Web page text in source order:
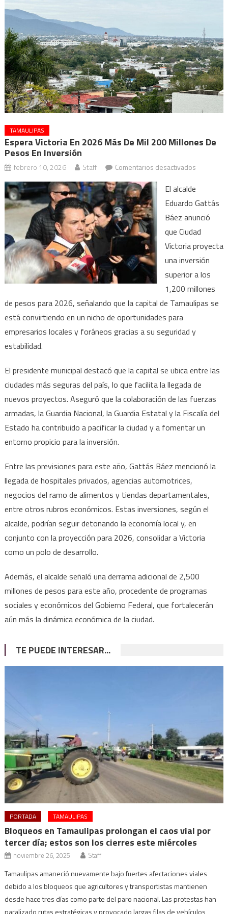
TAMAULIPAS
Espera Victoria En 2026 Más De Mil 200 Millones De
Pesos En Inversión
febrero 10, 2026 Staff Comentarios desactivadosen
Victoria
en
2026
más
de
mil
millones
de
pesos
inversión
El alcalde
Eduardo Gattás
Báez anunció
que Ciudad
Victoria proyecta
una inversión
superior a los
1,200 millones
de pesos para 2026, señalando que la capital de Tamaulipas se
está convirtiendo en un nicho de oportunidades para
empresarios locales y foráneos gracias a su seguridad y
estabilidad.
El presidente municipal destacó que la capital se ubica entre las
ciudades más seguras del país, lo que facilita la llegada de
nuevos proyectos. Aseguró que la colaboración de las fuerzas
armadas, la Guardia Nacional, la Guardia Estatal y la Fiscalía del
Estado ha contribuido a pacificar la ciudad y a fomentar un
entorno propicio para la inversión.
Entre las previsiones para este año, Gattás Báez mencionó la
llegada de hospitales privados, agencias automotrices,
negocios del ramo de alimentos y tiendas departamentales,
entre otros rubros económicos. Estas inversiones, según el
alcalde, podrían seguir detonando la economía local y, en
conjunto con la proyección para 2026, consolidar a Victoria
como un polo de desarrollo.
Además, el alcalde señaló una derrama adicional de 2,500
millones de pesos para este año, procedente de programas
sociales y económicos del Gobierno Federal, que fortalecerán
aún más la dinámica económica de la ciudad.
TE PUEDE INTERESAR...
PORTADA TAMAULIPAS
Bloqueos en Tamaulipas prolongan el caos vial por
tercer día; estos son los cierres este miércoles
noviembre 26, 2025 Staff
Tamaulipas amaneció nuevamente bajo fuertes afectaciones viales
debido a los bloqueos que agricultores y transportistas mantienen
desde hace tres días como parte del paro nacional. Las protestas han
paralizado rutas estratégicas y provocado largas filas de vehículos,